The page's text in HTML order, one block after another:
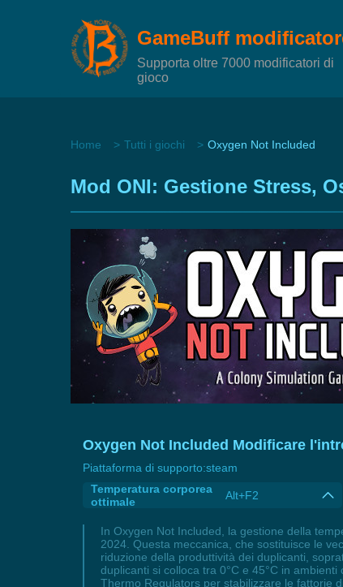
GameBuff
Supporta oltre 7000 modificatori di
gioco
Home Tutti i giochi Oxygen Not Included
Mod ONI: Gestione Stress,
Oxygen Not Included Modificare
Piattaforma di supporto:steam
Temperatura corporea
ottimale
Alt+F2
In Oxygen Not Included, la gestione della
2024. Questa meccanica, che sostituisce le
riduzione della produttività dei duplicanti,
duplicanti si colloca tra 0°C e 45°C in
Thermo Regulators per stabilizzare le fattorie